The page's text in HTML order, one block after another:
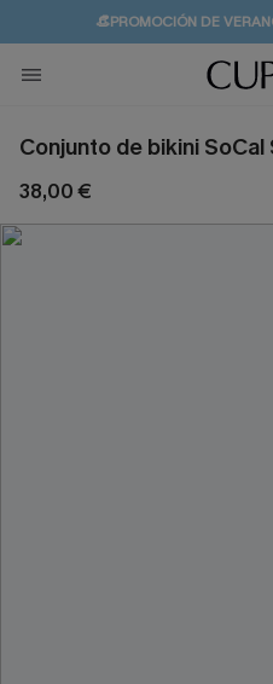
👒PROMOCIÓN DE
💌¡SUSCRIBIRSE &
🚚ENVÍO GRATUITO
Conjunto de bikini
38,00 €